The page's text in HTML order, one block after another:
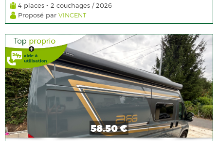
4 places - 2 couchages / 2026
Proposé parVINCENT
58.50 €